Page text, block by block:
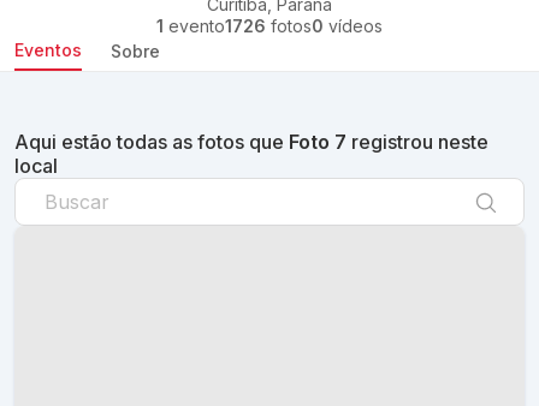
Curitiba Paraná
1 evento1726 fotos0 vídeos
Eventos
Sobre
Aqui estão todas as fotos que Foto 7 registrou neste
local